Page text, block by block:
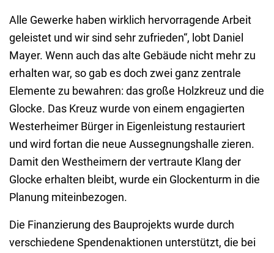
Alle Gewerke haben wirklich hervorragende Arbeit
geleistet und wir sind sehr zufrieden“, lobt Daniel
Mayer. Wenn auch das alte Gebäude nicht mehr zu
erhalten war, so gab es doch zwei ganz zentrale
Elemente zu bewahren: das große Holzkreuz und die
Glocke. Das Kreuz wurde von einem engagierten
Westerheimer Bürger in Eigenleistung restauriert
und wird fortan die neue Aussegnungshalle zieren.
Damit den Westheimern der vertraute Klang der
Glocke erhalten bleibt, wurde ein Glockenturm in die
Planung miteinbezogen.
Die Finanzierung des Bauprojekts wurde durch
verschiedene Spendenaktionen unterstützt, die bei